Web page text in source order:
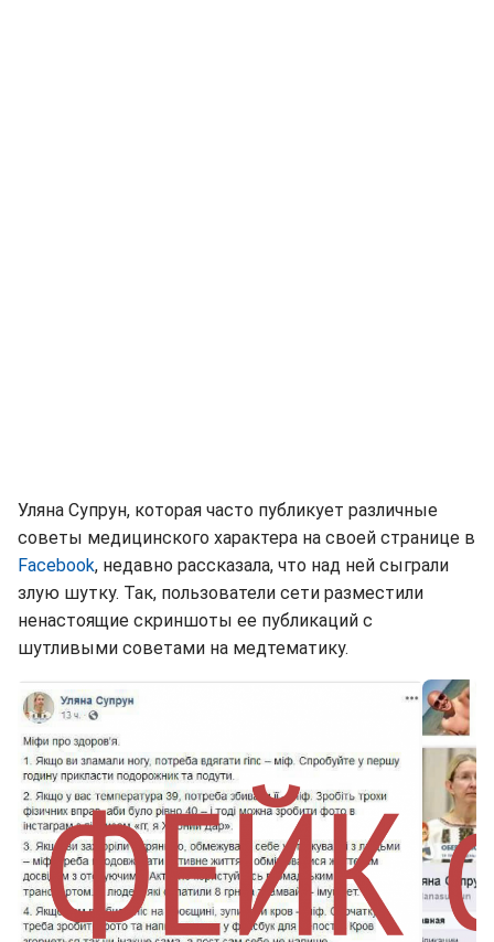
Уляна Супрун, которая часто публикует различные
советы медицинского характера на своей странице в
Facebook, недавно рассказала, что над ней сыграли
злую шутку. Так, пользователи сети разместили
ненастоящие скриншоты ее публикаций с
шутливыми советами на медтематику.